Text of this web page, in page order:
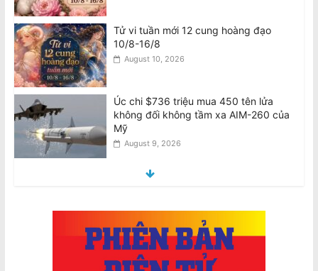
Úc chi $736 triệu mua 450 tên lửa
không đối không tầm xa AIM-260 của
Mỹ
VIDEO: Cú bắt tay của hai biểu tượng
nhạc pop Madonna và Kylie Minogue
August 9, 2026
Việt Nam bị cáo buộc tái diễn chiến
Hai máy bay Jetstar và Qatar suýt va
chạm tại sân bay Sydney